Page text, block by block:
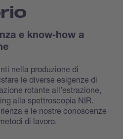
e know‐how a
nella produzione di
le diverse esigenze di
rotante all’estrazione,
alla spettroscopia NIR.
e le nostre conoscenze
di lavoro.